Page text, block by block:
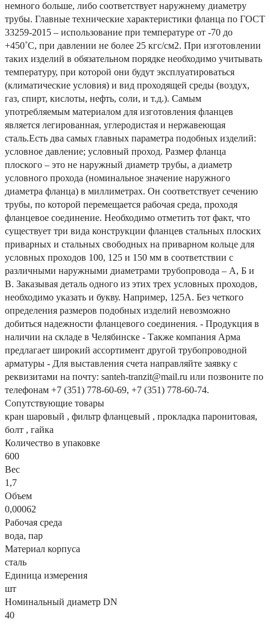
немного больше, либо соответствует наружнему диаметру
трубы. Главные технические характеристики фланца по ГОСТ
33259-2015 – использование при температуре от -70 до
+450˚С, при давлении не более 25 кгс/см2. При изготовлении
таких изделий в обязательном порядке необходимо учитывать
температуру, при которой они будут эксплуатироваться
(климатические условия) и вид проходящей среды (воздух,
газ, спирт, кислоты, нефть, соли, и т.д.). Самым
употребляемым материалом для изготовления фланцев
является легированная, углеродистая и нержавеющая
сталь.Есть два самых главных параметра подобных изделий:
условное давление; условный проход. Размер фланца
плоского – это не наружный диаметр трубы, а диаметр
условного прохода (номинальное значение наружного
диаметра фланца) в миллиметрах. Он соответствует сечению
трубы, по которой перемещается рабочая среда, проходя
фланцевое соединение. Необходимо отметить тот факт, что
существует три вида конструкции фланцев стальных плоских
приварных и стальных свободных на приварном кольце для
условных проходов 100, 125 и 150 мм в соответствии с
различными наружными диаметрами трубопровода – А, Б и
В. Заказывая деталь одного из этих трех условных проходов,
необходимо указать и букву. Например, 125А. Без четкого
определения размеров подобных изделий невозможно
добиться надежности фланцевого соединения. - Продукция в
наличии на складе в Челябинске - Также компания Арма
предлагает широкий ассортимент другой трубопроводной
арматуры - Для выставления счета направляйте заявку с
реквизитами на почту: santeh-tranzit@mail.ru или позвоните по
телефонам +7 (351) 778-60-69, +7 (351) 778-60-74.
Сопутствующие товары
кран шаровый , фильтр фланцевый , прокладка паронитовая,
болт , гайка
Количество в упаковке
600
Вес
1,7
Объем
0,00062
Рабочая среда
вода, пар
Материал корпуса
сталь
Единица измерения
шт
Номинальный диаметр DN
40